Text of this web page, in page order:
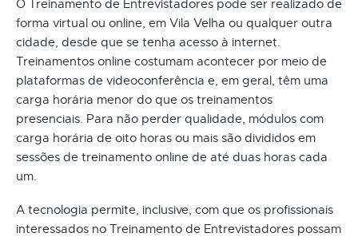
O Treinamento de Entrevistadores pode ser realizado de
forma virtual ou online, em Vila Velha ou qualquer outra
cidade, desde que se tenha acesso à internet.
Treinamentos online costumam acontecer por meio de
plataformas de videoconferência e, em geral, têm uma
carga horária menor do que os treinamentos
presenciais. Para não perder qualidade, módulos com
carga horária de oito horas ou mais são divididos em
sessões de treinamento online de até duas horas cada
um.
A tecnologia permite, inclusive, com que os profissionais
interessados no Treinamento de Entrevistadores possam